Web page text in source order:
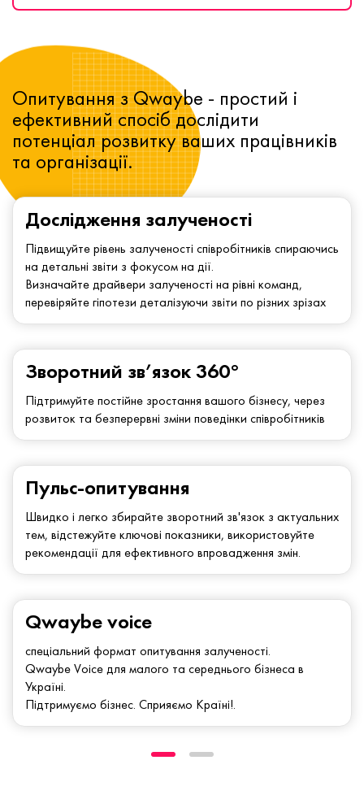
Дослідження залученості
Підвищуйте рівень залученості співробітників спираючись
на детальні звіти з фокусом на дії.
Визначайте драйвери залученості на рівні команд,
перевіряйте гіпотези деталізуючи звіти по різних зрізах
Зворотний зв’язок 360°
Підтримуйте постійне зростання вашого бізнесу, через
розвиток та безперервні зміни поведінки співробітників
Опитування з Qwaybe - простий і
ефективний спосіб дослідити
потенціал розвитку ваших працівників
та організації.
Qwaybe voice
спеціальний формат опитування залученості.
Qwaybe Voice для малого та середнього бізнеса в
Україні.
Підтримуємо бізнес. Сприяємо Країні!.
Пульс-опитування
Швидко і легко збирайте зворотний зв'язок з актуальних
тем, відстежуйте ключові показники, використовуйте
рекомендації для ефективного впровадження змін.